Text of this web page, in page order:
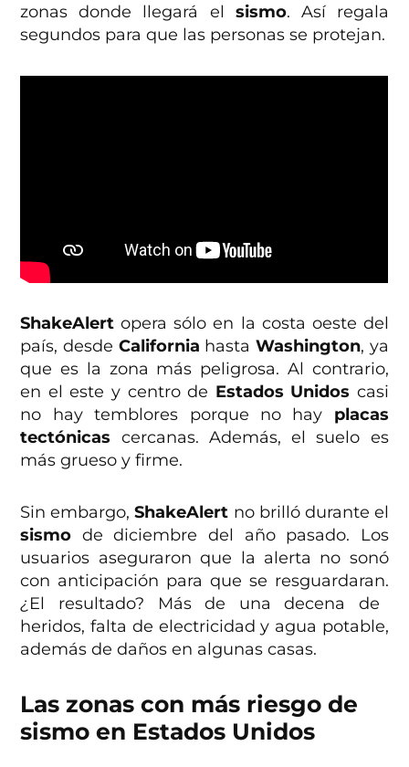
zonas donde llegará el sismo. Así regala
segundos para que las personas se protejan.
ShakeAlertopera sólo en la costa oeste del
país, desde California hasta Washington, ya
que es la zona más peligrosa. Al contrario,
en el este y centro de Estados Unidos casi
no hay temblores porque no hay placas
tectónicas cercanas. Además, el suelo es
más grueso y firme.
Sin embargo, ShakeAlert no brilló durante el
sismo de diciembre del año pasado. Los
usuarios aseguraron que la alerta no sonó
con anticipación para que se resguardaran.
¿ El resultado? Más de una decena de
heridos, falta de electricidad y agua potable,
además de daños en algunas casas.
Las zonas con más riesgo de
sismo en Estados Unidos